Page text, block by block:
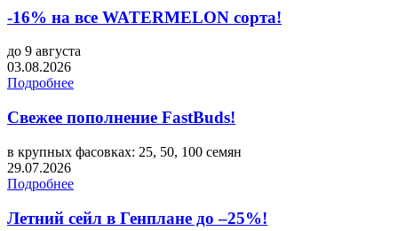
-16% на все WATERMELON сорта!
до 9 августа
03.08.2026
Подробнее
Свежее пополнение FastBuds!
в крупных фасовках: 25, 50, 100 семян
29.07.2026
Подробнее
Летний сейл в Генплане до –25%!